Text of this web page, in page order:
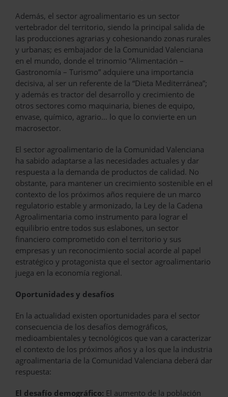
Además, el sector agroalimentario es un sector
vertebrador del territorio, siendo la principal salida de
las producciones agrarias y cohesionando zonas rurales
y urbanas; es embajador de la Comunidad Valenciana
en el mundo, donde el trinomio “Alimentación –
Gastronomía – Turismo” adquiere una importancia
decisiva, al ser un referente de la “Dieta Mediterránea”;
y además es tractor del desarrollo y crecimiento de
otros sectores como maquinaria, bienes de equipo,
envase, químico, agrario… lo que lo convierte en un
macrosector.
El sector agroalimentario de la Comunidad Valenciana
ha sabido adaptarse a las necesidades actuales y dar
respuesta a la demanda de productos de calidad. No
obstante, para mantener un crecimiento sostenible en el
contexto de los próximos años requiere de un marco
regulatorio estable y armonizado, la Ley de la Cadena
Agroalimentaria como instrumento para lograr el
equilibrio entre todos sus eslabones, un sector
financiero comprometido con el territorio y sus
empresas y un reconocimiento social acorde al papel
estratégico y protagonista que el sector agroalimentario
juega en la economía regional.
Oportunidades y desafíos
En la actualidad existen oportunidades para el sector
consecuencia de los desafíos demográficos,
medioambientales y tecnológicos que van a caracterizar
el contexto de los próximos años y a los que la industria
agroalimentaria de la Comunidad Valenciana deberá dar
respuesta:
El desafío demográfico: El aumento de la población